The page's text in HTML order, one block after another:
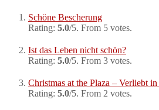
Schöne Bescherung
Rating: 5.0/5. From 5 votes.
Ist das Leben nicht schön?
Rating: 5.0/5. From 3 votes.
Christmas at the Plaza – Verliebt
Rating: 5.0/5. From 2 votes.